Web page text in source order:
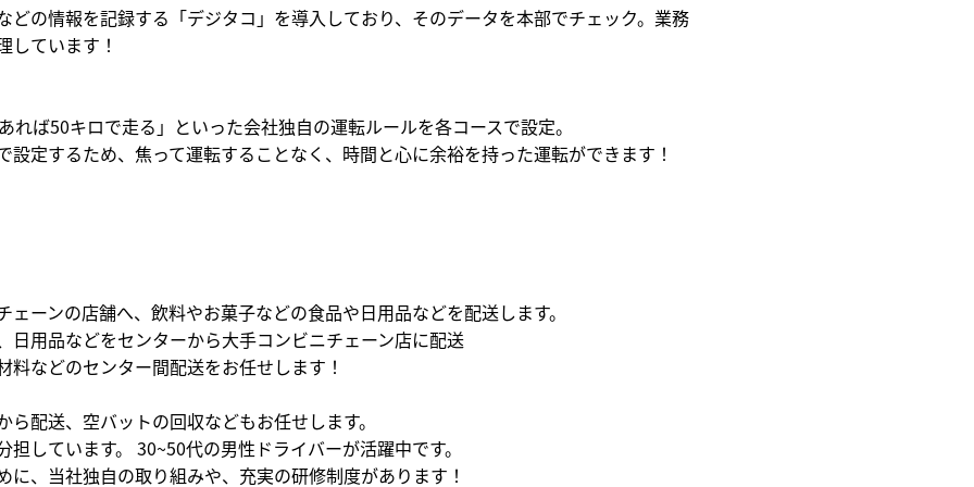
どの情報を記録する「デジタコ」を導入しており、そのデータを本部でチェック。業務
しています！
れば50キロで走る」といった会社独自の運転ルールを各コースで設定。
設定するため、焦って運転することなく、時間と心に余裕を持った運転ができます！
ーンの店舗へ、飲料やお菓⼦などの⾷品や⽇⽤品などを配送します。
用品などをセンターから大手コンビニチェーン店に配送
などのセンター間配送をお任せします！
配送、空バットの回収などもお任せします。
しています。 30~50代の男性ドライバーが活躍中です。
、当社独自の取り組みや、充実の研修制度があります！